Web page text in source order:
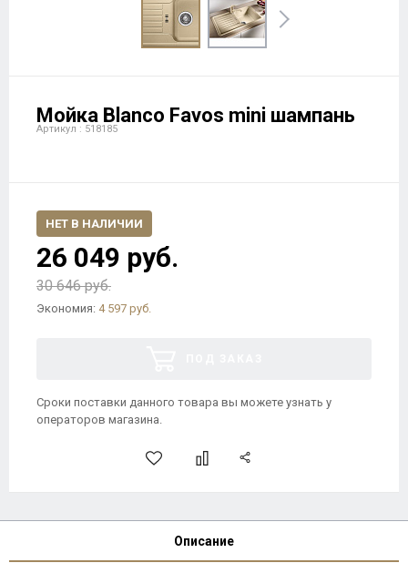
Мойка Blanco Favos mini шампань
Артикул : 518185
НЕТ В НАЛИЧИИ
26 049 руб.
30 646 руб.
Экономия: 4 597 руб.
Сроки поставки данного товара вы можете узнать у
операторов магазина.
Описание